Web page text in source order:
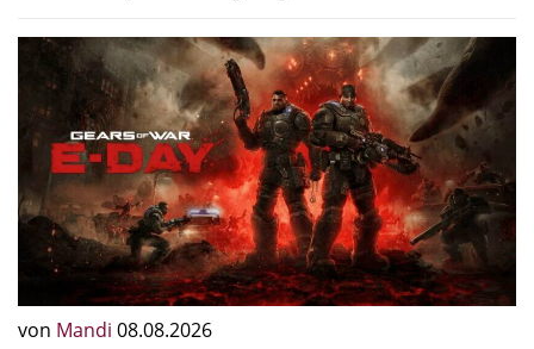
von Mandi 08.08.2026